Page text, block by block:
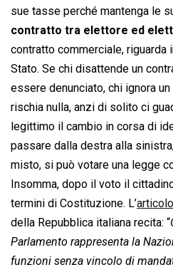
sue tasse perché mantenga le
contratto tra elettore ed
contratto commerciale,
Stato. Se chi disattende un
essere denunciato, chi ignora
rischia nulla, anzi di solito ci
legittimo il cambio in corsa di
passare dalla destra alla
misto, si può votare una legge
Insomma, dopo il voto il
termini di Costituzione. L’
della Repubblica italiana recita: “
Parlamento rappresenta la
funzioni senza vincolo di